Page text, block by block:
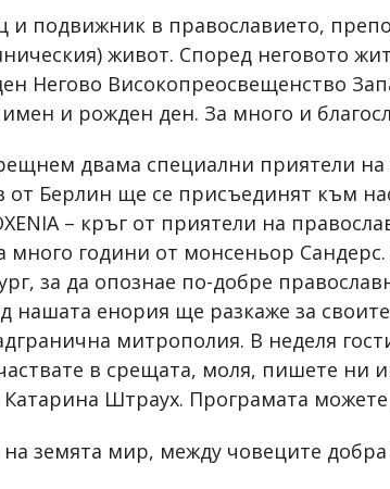
и подвижник в православието,
живот. Според неговото
Негово Високопреосвещенство
и рожден ден. За много и
двама специални приятели
Берлин ще се присъединят към
– кръг от приятели на
години от монсеньор
за да опознае по-добре
нашата енория ще разкаже за
митрополия. В неделя
в срещата, моля, пишете
Штраух. Програмата
земята мир, между човеците